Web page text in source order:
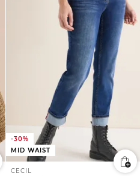
-30%
MID WAIST
CECIL